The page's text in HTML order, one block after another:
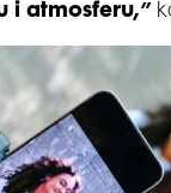
i atmosferu,”